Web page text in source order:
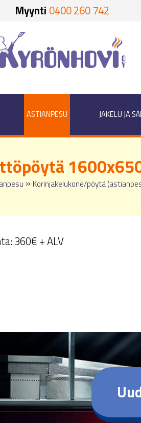
Myynti 0400 260 742
ASTIANPESU JAKELU JA
» Korinjakelukone/pöytä
360€ + ALV